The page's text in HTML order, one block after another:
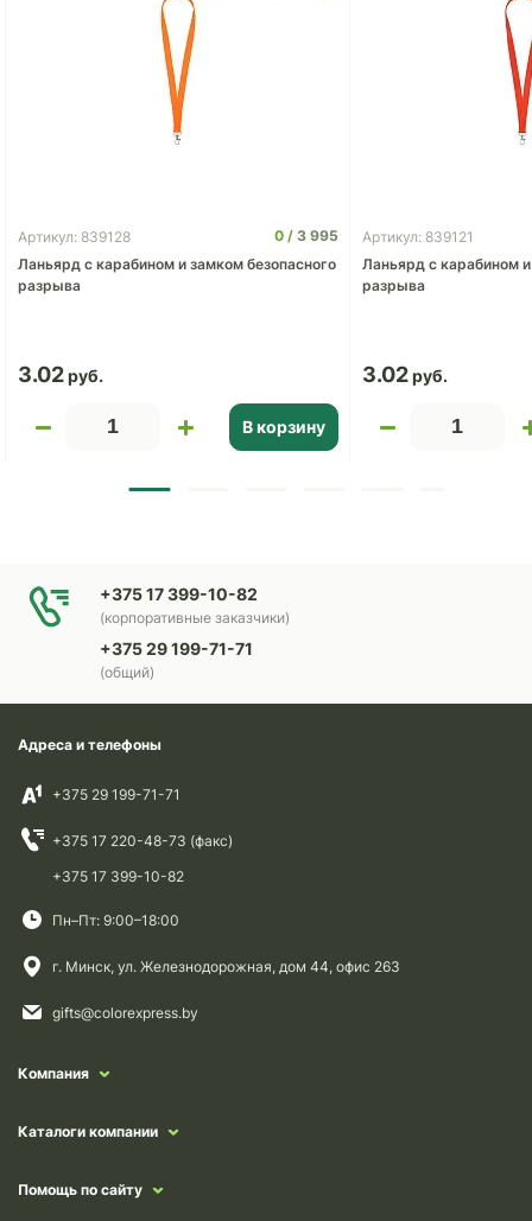
Артикул: 839128 0
3 995
Ланьярд с карабином и замком безопасного
разрыва
3.02
В корзину
Артикул: 839121
Ланьярд с карабином
разрыва
3.02
+375 17 399-10-82
(корпоративные заказчики)
+375 29 199-71-71
(общий)
Адреса и телефоны
+375 29 199-71-71
+375 17 220-48-73 (факс)
+375 17 399-10-82
Пн–Пт: 9:00–18:00
г. Минск, ул. Железнодорожная, дом 44, офис 263
gifts@colorexpress.by
Компания
Каталоги компании
Помощь по сайту